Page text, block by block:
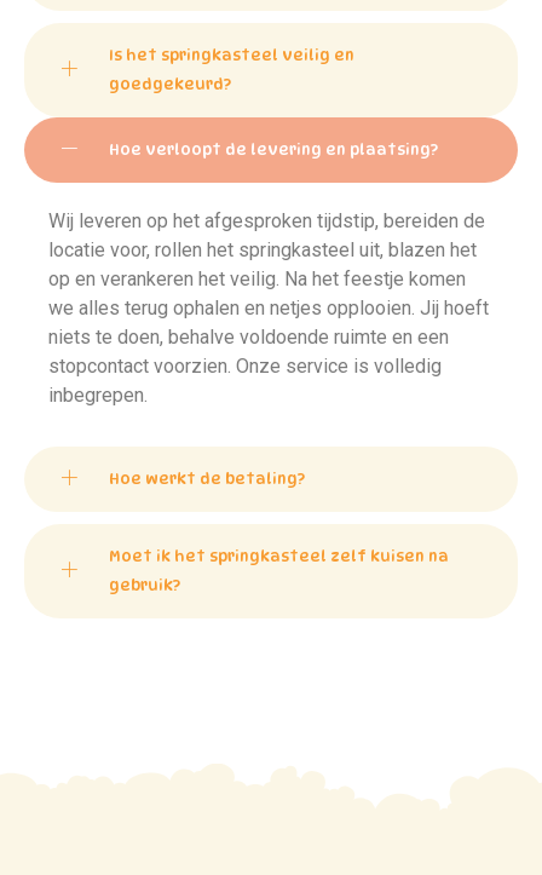
Is het springkasteel veilig en
goedgekeurd?
Hoe verloopt de levering en plaatsing?
Wij leveren op het afgesproken tijdstip, bereiden de
locatie voor, rollen het springkasteel uit, blazen het
op en verankeren het veilig. Na het feestje komen
we alles terug ophalen en netjes opplooien. Jij hoeft
niets te doen, behalve voldoende ruimte en een
stopcontact voorzien. Onze service is volledig
inbegrepen.
Hoe werkt de betaling?
Moet ik het springkasteel zelf kuisen na
gebruik?